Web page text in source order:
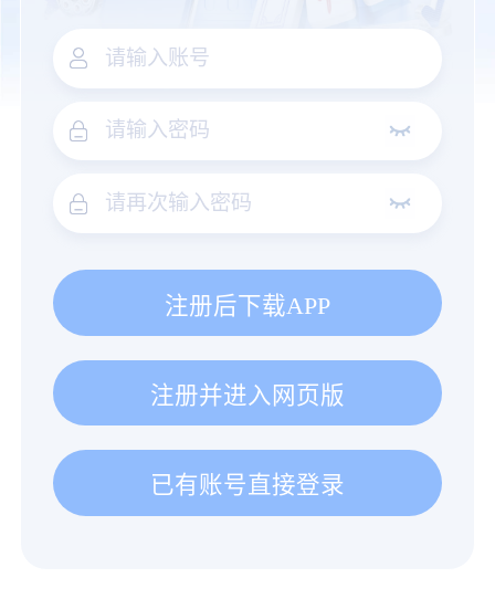
注册后下载APP
注册并进入网页版
已有账号直接登录